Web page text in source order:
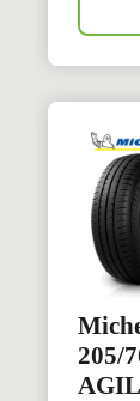
205/